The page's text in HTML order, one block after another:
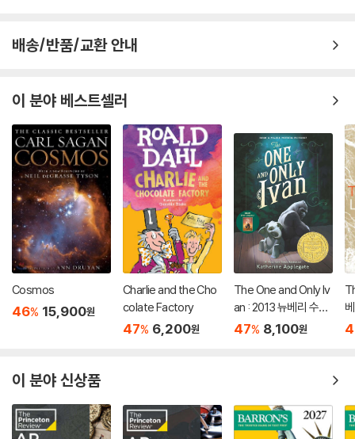
배송/반품/교환 안내
이 분야 베스트셀러
Cosmos
46% 15,900원
Charlie and the Cho
colate Factory
47% 6,200원
The One and Only Iv
an : 2013 뉴베리 수상
작
47% 8,100원
이 분야 신상품